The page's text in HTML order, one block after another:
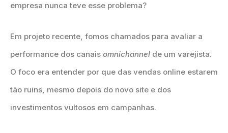
empresa nunca teve esse problema?
Em projeto recente, fomos chamados para avaliar a
performance dos canais omnichannel de um varejista.
O foco era entender por que das vendas online estarem
tão ruins, mesmo depois do novo site e dos
investimentos vultosos em campanhas.